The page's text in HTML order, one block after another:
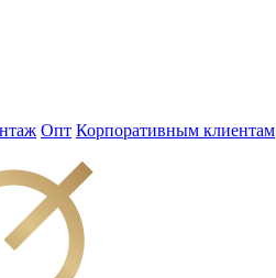
Опт Корпоративным клиентам